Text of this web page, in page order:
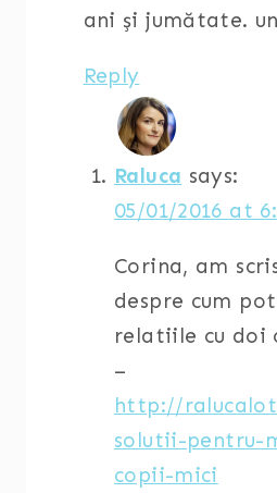
ani și jumătate.
Reply
Raluca says:
05/01/2016 at
Corina, am
despre cum
relatiile cu doi
–
http://
solutii-pentru-
copii-mici